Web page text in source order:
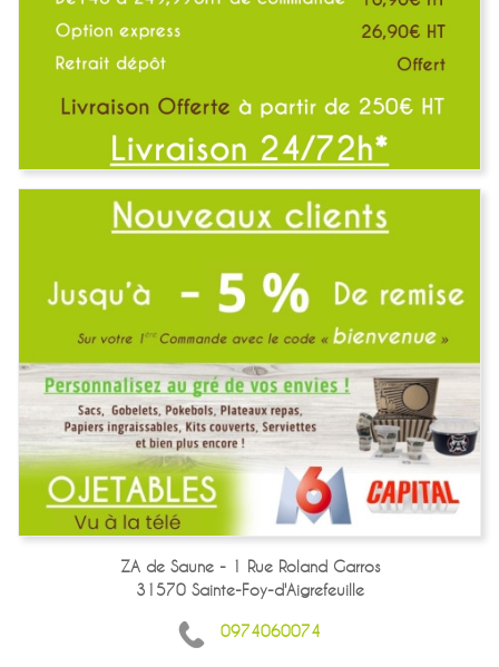
ZA de Saune - 1 Rue Roland Garros
31570 Sainte-Foy-d'Aigrefeuille
0974060074